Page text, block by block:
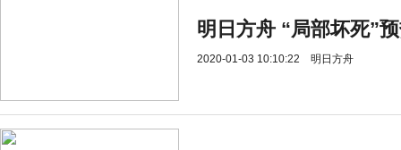
明日方舟 “局部坏死”
2020-01-03 10:10:22 明日方舟